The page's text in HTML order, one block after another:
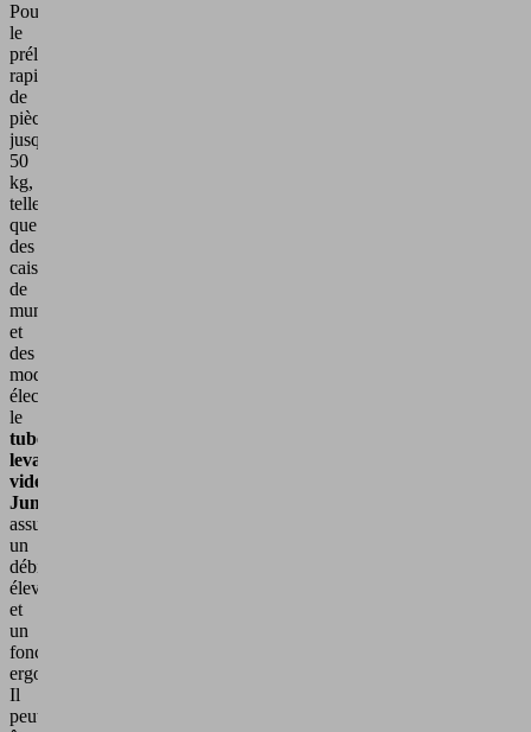
Pour
le
prélèvement
rapide
de
pièces
jusqu'à
50
kg,
telles
que
des
caisses
de
munitions
et
des
modules
électroniques,
le
tube
levage
vide
JumboFlex
assure
un
débit
élevé
et
un
fonctionnement
ergonomique.
Il
peut